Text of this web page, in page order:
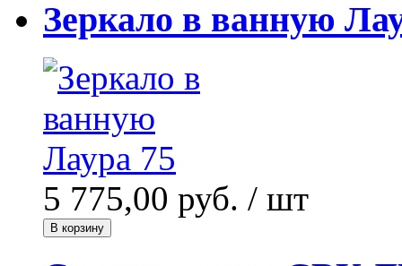
Зеркало в ванную
5 775,00 руб. / шт
В корзину